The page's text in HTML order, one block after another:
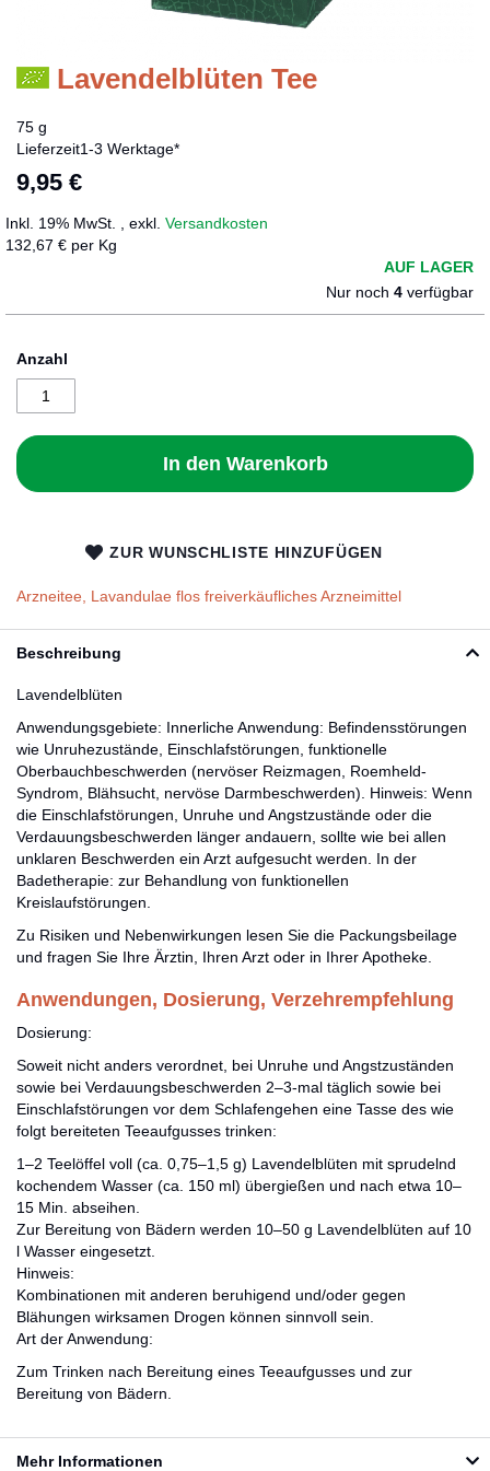
Lavendelblüten Tee
75 g
Lieferzeit1-3 Werktage*
9,95 €
Inkl. 19% MwSt. exkl. Versandkosten
132,67 € per Kg
AUF LAGER
Nur noch 4 verfügbar
Anzahl
In den Warenkorb
ZUR WUNSCHLISTE HINZUFÜGEN
Arzneitee, Lavandulae flos freiverkäufliches Arzneimittel
Zum
Bildergalerie
Beschreibung
Lavendelblüten
Anwendungsgebiete: Innerliche Anwendung: Befindensstörungen
wie Unruhezustände, Einschlafstörungen, funktionelle
Oberbauchbeschwerden (nervöser Reizmagen, Roemheld-
Syndrom, Blähsucht, nervöse Darmbeschwerden). Hinweis: Wenn
die Einschlafstörungen, Unruhe und Angstzustände oder die
Verdauungsbeschwerden länger andauern, sollte wie bei allen
unklaren Beschwerden ein Arzt aufgesucht werden. In der
Badetherapie: zur Behandlung von funktionellen
Kreislaufstörungen.
Zu Risiken und Nebenwirkungen lesen Sie die Packungsbeilage
und fragen Sie Ihre Ärztin, Ihren Arzt oder in Ihrer Apotheke.
Anwendungen, Dosierung, Verzehrempfehlung
Dosierung:
Soweit nicht anders verordnet, bei Unruhe und Angstzuständen
sowie bei Verdauungsbeschwerden 2–3-mal täglich sowie bei
Einschlafstörungen vor dem Schlafengehen eine Tasse des wie
folgt bereiteten Teeaufgusses trinken:
1–2 Teelöffel voll (ca. 0,75–1,5 g) Lavendelblüten mit sprudelnd
kochendem Wasser (ca. 150 ml) übergießen und nach etwa 10–
15 Min. abseihen.
Zur Bereitung von Bädern werden 10–50 g Lavendelblüten auf 10
l Wasser eingesetzt.
Hinweis:
Kombinationen mit anderen beruhigend und/oder gegen
Blähungen wirksamen Drogen können sinnvoll sein.
Art der Anwendung:
Zum Trinken nach Bereitung eines Teeaufgusses und zur
Bereitung von Bädern.
Mehr Informationen